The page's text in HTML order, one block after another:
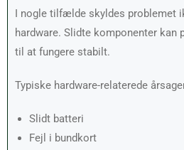
I nogle tilfælde skyldes problemet
hardware. Slidte komponenter kan
til at fungere stabilt.
Typiske hardware-relaterede
Slidt batteri
Fejl i bundkort